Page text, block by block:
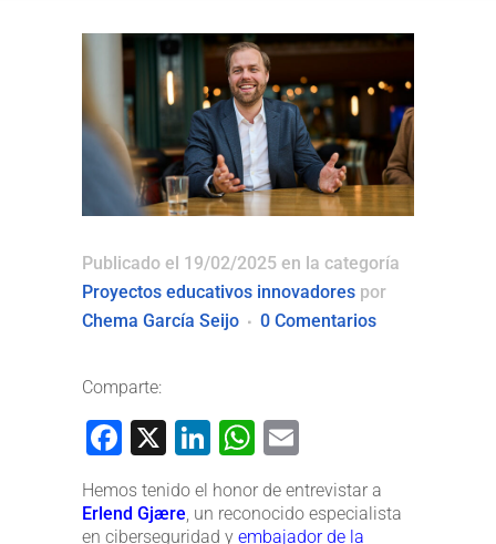
Publicado el 19/02/2025 en la categoría
Proyectos educativos innovadores por
Chema García Seijo
0 Comentarios
Comparte:
Facebook
X LinkedIn
WhatsApp
Hemos tenido el honor de entrevistar a
Erlend Gjære, un reconocido especialista
en ciberseguridad y embajador de la